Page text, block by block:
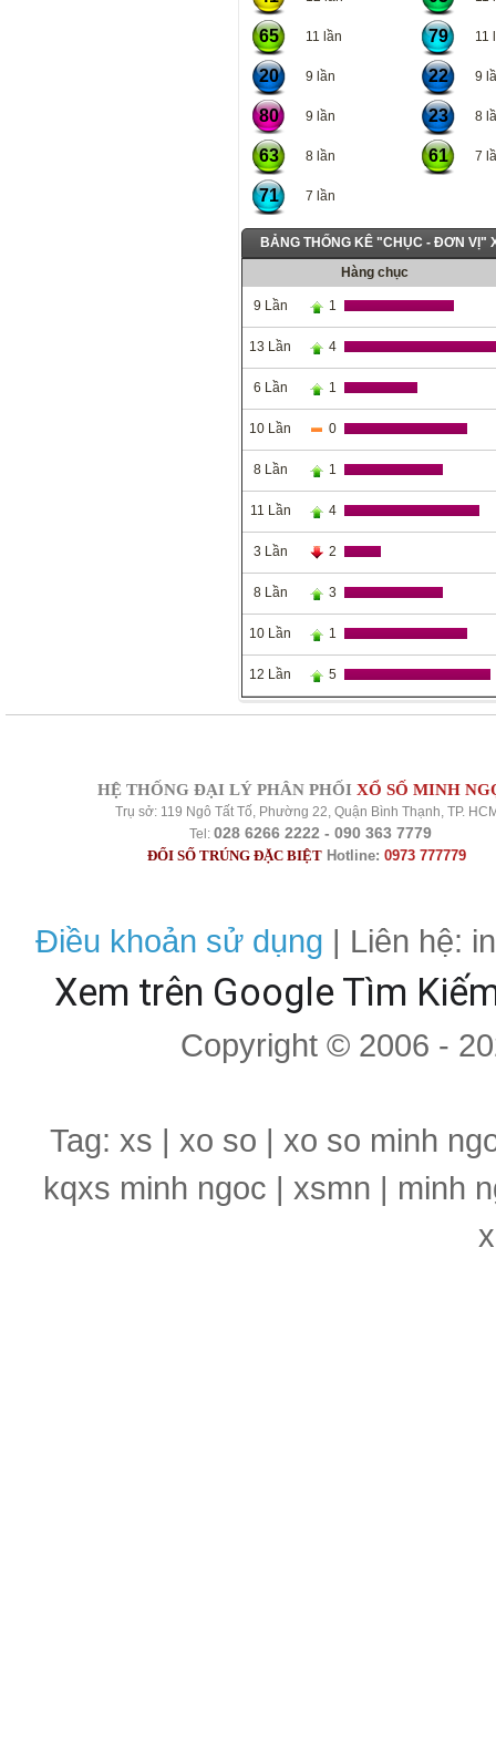
65 11 lần 79 11
20 9 lần 22 9
80 9 lần 23 8
63 8 lần 61 7
71 7 lần
BẢNG THỐNG KÊ "CHỤC - ĐƠN VỊ"
Hàng chục
9 Lần 1
13 Lần 4
6 Lần 1
10 Lần 0
8 Lần 1
11 Lần 4
3 Lần 2
8 Lần 3
10 Lần 1
12 Lần 5
HỆ THỐNG ĐẠI LÝ PHÂN PHỐI XỔ SỐ MINH
Trụ sở: 119 Ngô Tất Tố, Phường 22, Quận Bình Thạnh, TP.
Tel: 028 6266 2222 - 090 363 7779
ĐỔI SỐ TRÚNG ĐẶC BIỆT Hotline: 0973 777779
Điều khoản sử dụng | Liên hệ:
Xem trên Google Tìm
Copyright © 2006 -
Tag: xs | xo so | xo so minh
kqxs minh ngoc | xsmn | minh